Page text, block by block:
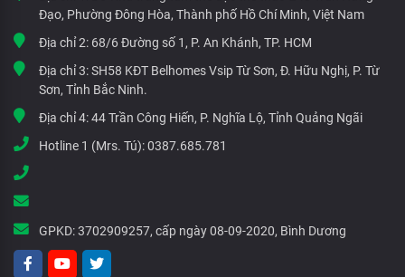
Đạo, Phường Đông Hòa, Thành phố Hồ Chí Minh, Việt Nam
Địa chỉ 2: 68/6 Đường số 1, P. An Khánh, TP. HCM
Địa chỉ 3:SH58 KĐT Belhomes Vsip Từ Sơn, Đ. Hữu Nghị, P. Từ
Sơn, Tỉnh Bắc Ninh.
Địa chỉ 4:44 Trần Công Hiến, P. Nghĩa Lộ, Tỉnh Quảng Ngãi
Hotline 1 (Mrs. Tú):0387.685.781
GPKD:3702909257, cấp ngày 08-09-2020, Bình Dương